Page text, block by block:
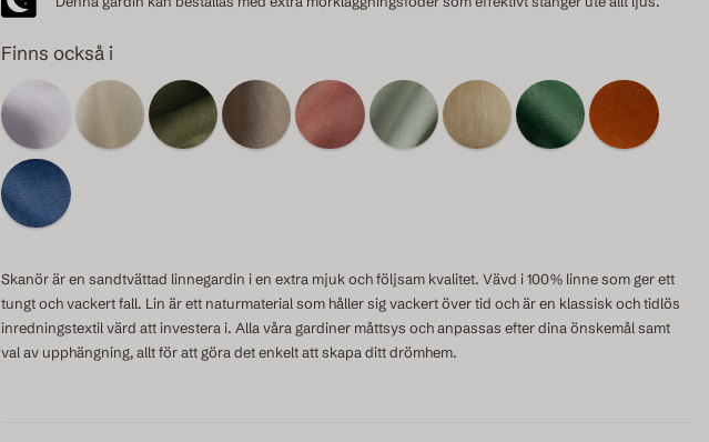
Finns också i
Skanör är en sandtvättad linnegardin i en extra mjuk och följsam kvalitet. Vävd i 100% linne som ger ett
tungt och vackert fall. Lin är ett naturmaterial som håller sig vackert över tid och är en klassisk och tidlös
inredningstextil värd att investera i. Alla våra gardiner måttsys och anpassas efter dina önskemål samt
val av upphängning, allt för att göra det enkelt att skapa ditt drömhem.